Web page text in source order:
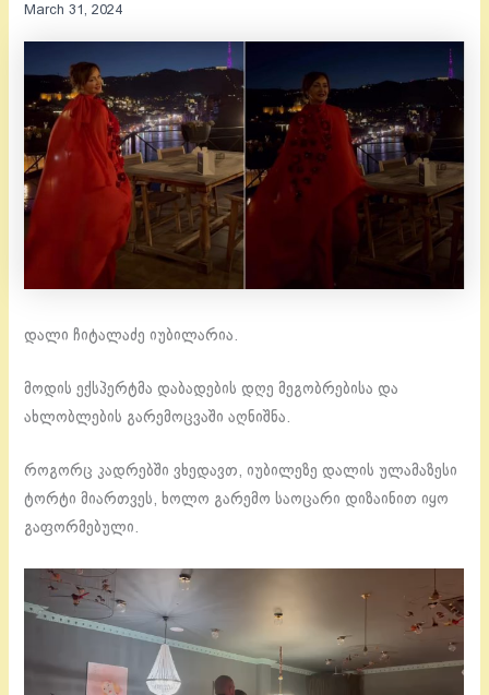
March 31, 2024
დალი ჩიტალაძე იუბილარია.
მოდის ექსპერტმა დაბადების დღე მეგობრებისა და
ახლობლების გარემოცვაში აღნიშნა.
როგორც კადრებში ვხედავთ, იუბილეზე დალის ულამაზესი
ტორტი მიართვეს, ხოლო გარემო საოცარი დიზაინით იყო
გაფორმებული.